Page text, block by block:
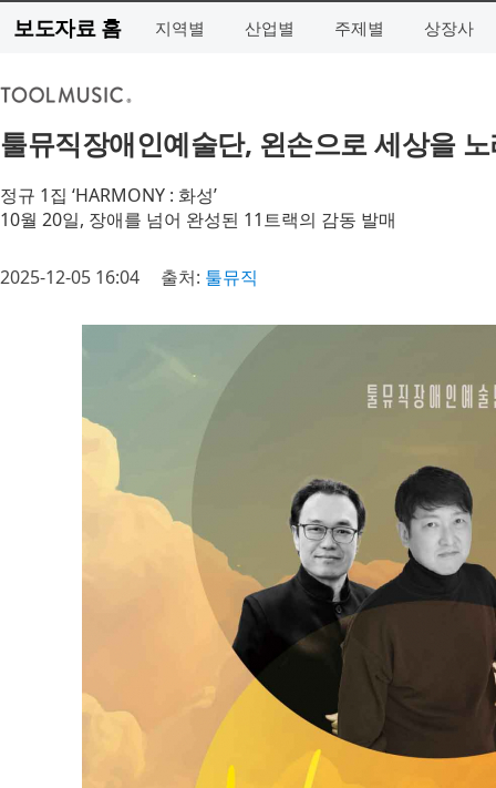
보도자료 홈 지역별 산업별 주제별 상장사
툴뮤직장애인예술단, 왼손으로 세상을
정규 1집 ‘HARMONY : 화성’
10월 20일, 장애를 넘어 완성된 11트랙의 감동 발매
2025-12-05 16:04 출처: 툴뮤직